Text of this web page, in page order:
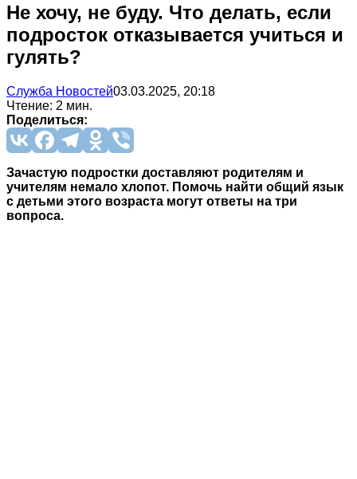
Не хочу, не буду. Что делать, если
подросток отказывается учиться и
гулять?
Служба Новостей03.03.2025, 20:18
Чтение: 2 мин.
Поделиться:
Зачастую подростки доставляют родителям и
учителям немало хлопот. Помочь найти общий язык
с детьми этого возраста могут ответы на три
вопроса.